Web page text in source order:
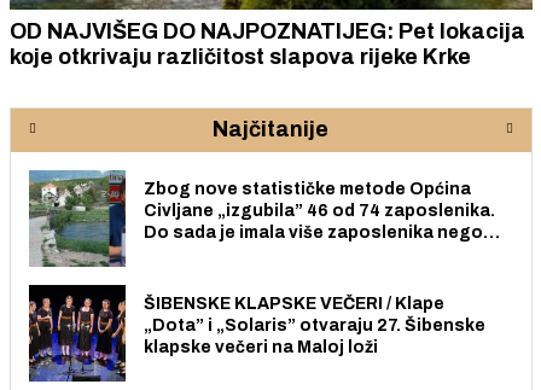
OD NAJVIŠEG DO NAJPOZNATIJEG: Pet lokacija
koje otkrivaju različitost slapova rijeke Krke
Najčitanije
Zbog nove statističke metode Općina
Civljane „izgubila” 46 od 74 zaposlenika.
Do sada je imala više zaposlenika nego
ŠIBENSKE KLAPSKE VEČERI / Klape
„Dota” i „Solaris” otvaraju 27. Šibenske
klapske večeri na Maloj loži